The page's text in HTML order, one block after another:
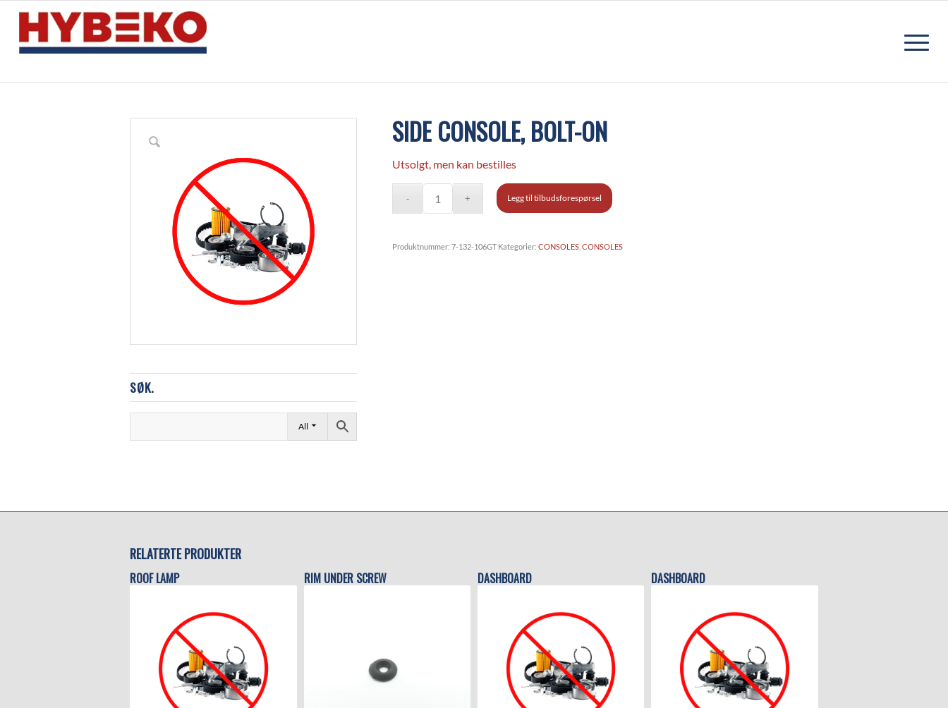
SØK.
All
SIDE CONSOLE, BOLT-ON
Utsolgt, men kan bestilles
Legg til tilbudsforespørsel
Produktnummer:7-132-106GT Kategorier:CONSOLES ,CONSOLES
RELATERTE PRODUKTER
ROOF LAMP RIM UNDER SCREW DASHBOARD DASHBOARD